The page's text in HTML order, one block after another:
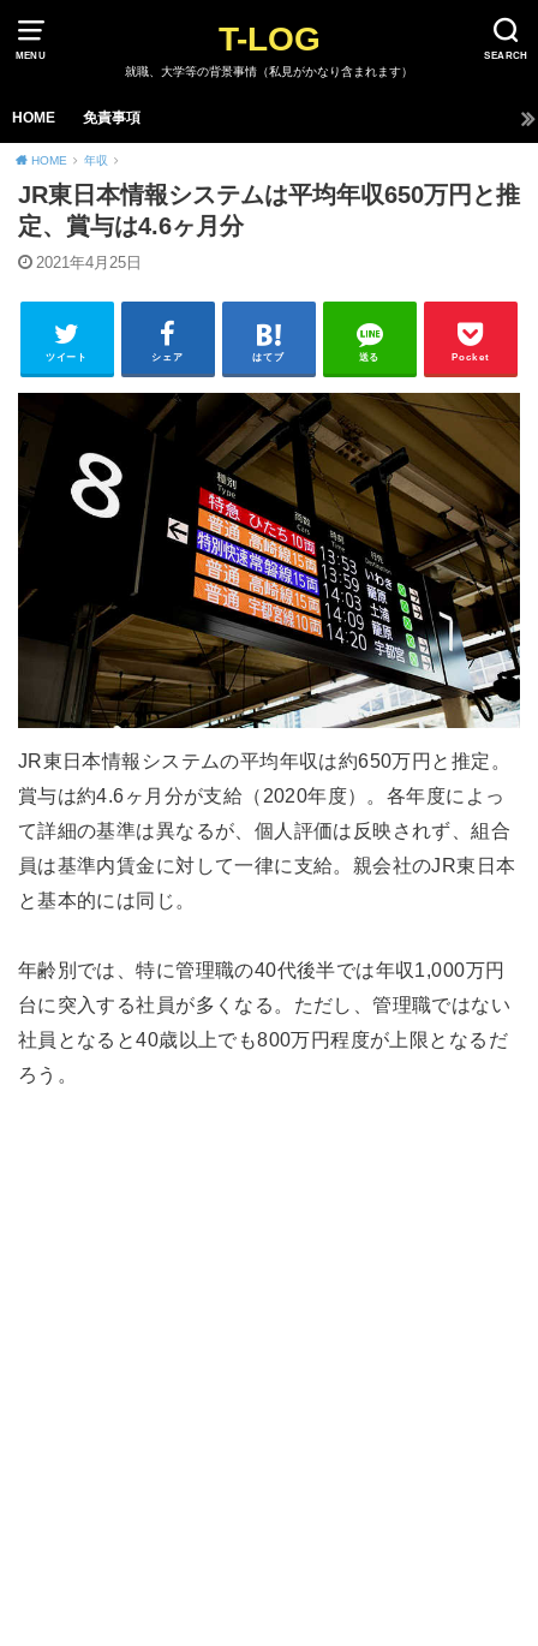
MENU SEARCH
T-LOG
就職、大学等の背景事情（私見がかなり含まれます）
HOME 免責事項
HOME 年収
JR東日本情報システムは平均年収650万円と推
定、賞与は4.6ヶ月分
2021年4月25日
ツイート シェア はてブ 送る Pocket
JR東日本情報システムの平均年収は約650万円と推定。
賞与は約4.6ヶ月分が支給（2020年度）。各年度によっ
て詳細の基準は異なるが、個人評価は反映されず、組合
員は基準内賃金に対して一律に支給。親会社のJR東日本
と基本的には同じ。
年齢別では、特に管理職の40代後半では年収1,000万円
台に突入する社員が多くなる。ただし、管理職ではない
社員となると40歳以上でも800万円程度が上限となるだ
ろう。